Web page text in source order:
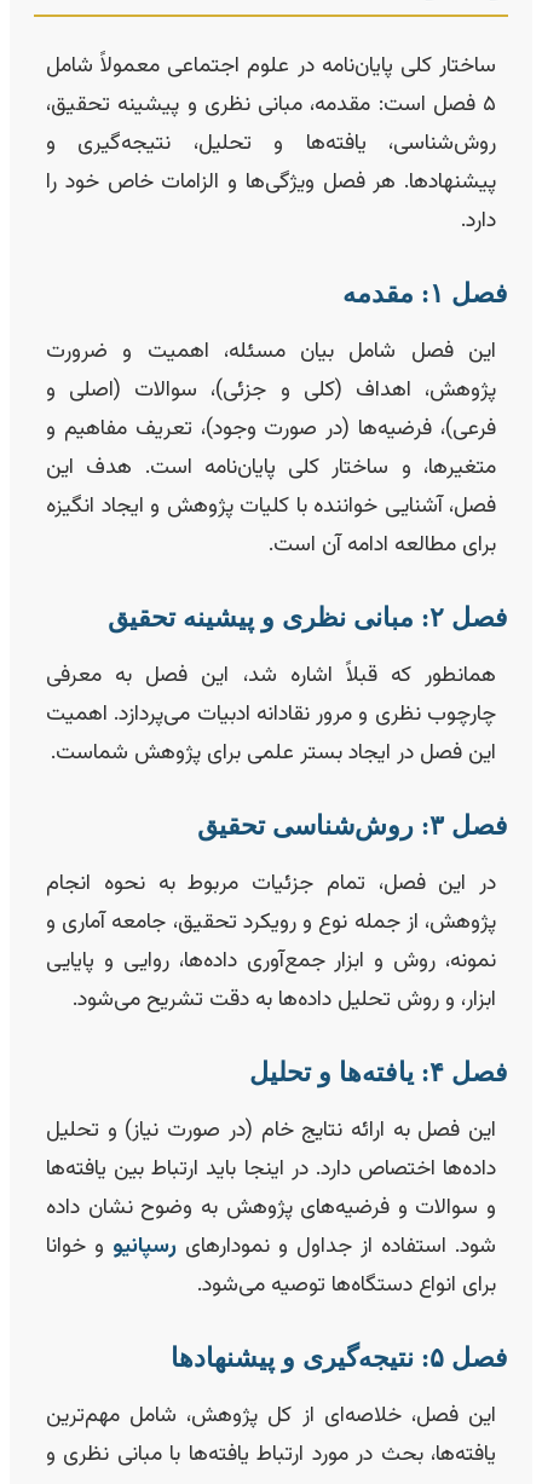
ساختار کلی پایان‌نامه در علوم اجتماعی معمولاً شامل
۵ فصل است: مقدمه، مبانی نظری و پیشینه تحقیق،
روش‌شناسی، یافته‌ها و تحلیل، نتیجه‌گیری و
پیشنهادها. هر فصل ویژگی‌ها و الزامات خاص خود را
۱: مقدمه
این فصل شامل بیان مسئله، اهمیت و ضرورت
پژوهش، اهداف (کلی و جزئی)، سوالات (اصلی و
فرعی)، فرضیه‌ها (در صورت وجود)، تعریف مفاهیم و
متغیرها، و ساختار کلی پایان‌نامه است. هدف این
فصل، آشنایی خواننده با کلیات پژوهش و ایجاد انگیزه
برای مطالعه ادامه آن است.
مبانی نظری و پیشینه تحقیق
همانطور که قبلاً اشاره شد، این فصل به معرفی
چارچوب نظری و مرور نقادانه ادبیات می‌پردازد. اهمیت
این فصل در ایجاد بستر علمی برای پژوهش شماست.
۳: روش‌شناسی تحقیق
در این فصل، تمام جزئیات مربوط به نحوه انجام
پژوهش، از جمله نوع و رویکرد تحقیق، جامعه آماری و
نمونه، روش و ابزار جمع‌آوری داده‌ها، روایی و پایایی
ابزار، و روش تحلیل داده‌ها به دقت تشریح می‌شود.
۴: یافته‌ها و تحلیل
این فصل به ارائه نتایج خام (در صورت نیاز) و تحلیل
داده‌ها اختصاص دارد. در اینجا باید ارتباط بین یافته‌ها
و سوالات و فرضیه‌های پژوهش به وضوح نشان داده
شود. استفاده از جداول و نمودارهایرسپانیوو خوانا
برای انواع دستگاه‌ها توصیه می‌شود.
نتیجه‌گیری و پیشنهادها
این فصل، خلاصه‌ای از کل پژوهش، شامل مهم‌ترین
یافته‌ها، بحث در مورد ارتباط یافته‌ها با مبانی نظری و